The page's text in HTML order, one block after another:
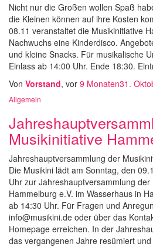
Nicht nur die Großen wollen Spaß
die Kleinen können auf ihre Kosten
08.11 veranstaltet die Musikinitiative
Nachwuchs eine Kinderdisco.
und kleine Snacks. Für musikalische
Einlass ab 14:00 Uhr. Ende 18:30.
Von Vorstand, vor 9 Monaten31.
Allgemein
Musikinitiative
Jahreshauptversammlung der
Die Musikini lädt am Sonntag, den
Uhr zur Jahreshauptversammlung der
Hammelburg e.V. im Wasserhaus in
ab 14:30 Uhr. Für Fragen und
info@musikini.de oder über das
Homepage erreichen. In der
das vergangenen Jahre resümiert und